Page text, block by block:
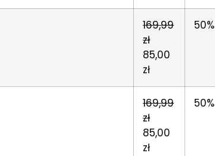
169,99
zł
85,00
zł
50%
169,99
zł
85,00
zł
50%